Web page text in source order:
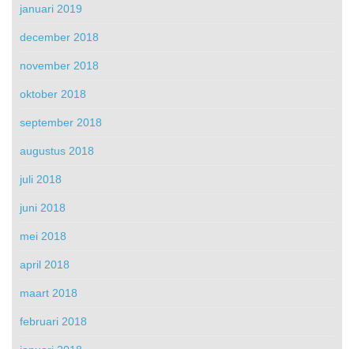
januari 2019
december 2018
november 2018
oktober 2018
september 2018
augustus 2018
juli 2018
juni 2018
mei 2018
april 2018
maart 2018
februari 2018